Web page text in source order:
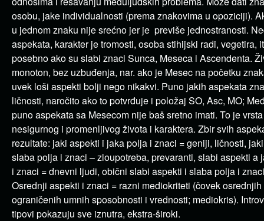
osobu, jake individualnosti (prema znakovima u opoziciji).
u jednom znaku nije srećno jer je previše jednostranosti.
aspekata, karakter je tromosti, osoba stihijski radi, vegetira,
posebno ako su slabi znaci Sunca, Meseca i Ascendenta.
monoton, bez uzbuđenja, nar. ako je Mesec na početku
uvek loši aspekti bolji nego nikakvi. Puno jakih aspekata
ličnosti, naročito ako to potvrđuje i položaj SO, Asc, MO;
puno aspekata sa Mesecom nije baš sretno imati. To je vrsta
nesigurnog i promenljivog života i karaktera. Zbir svih
rezultate: jaki aspekti i jaka polja i znaci = geniji, ličnosti,
slaba polja i znaci – zloupotreba, prevaranti, slabi aspekti a
i znaci = dnevni ljudi, obični slabi aspekti i slaba polja i
Osrednji aspekti i znaci = razni mediokriteti (čovek
ograničenih umnih sposobnosti i vrednosti; mediokris).
tipovi pokazuju sve iznutra, ekstra-široki.